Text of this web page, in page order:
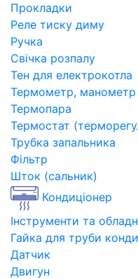
Прокладки
Реле тиску диму
Ручка
Свічка розпалу
Тен для електрокотла
Термометр,
Термопара
Термостат
Трубка запальника
Фільтр
Шток (сальник)
Кондиціонер
Інструменти та
Гайка для труби
Датчик
Двигун